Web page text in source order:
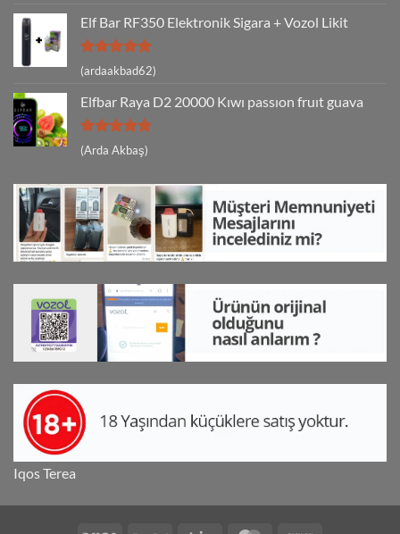
Elf Bar RF350 Elektronik Sigara + Vozol Likit
5 üzerinden
5
(ardaakbad62)
Elfbar Raya D2 20000 Kıwı passıon fruıt guava
5 üzerinden
5
(Arda Akbaş)
Iqos Terea